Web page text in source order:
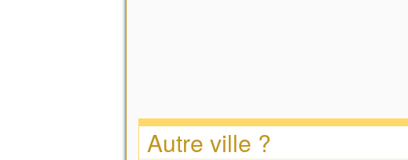
Autre ville ?